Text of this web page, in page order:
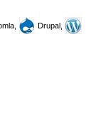
Drupal,